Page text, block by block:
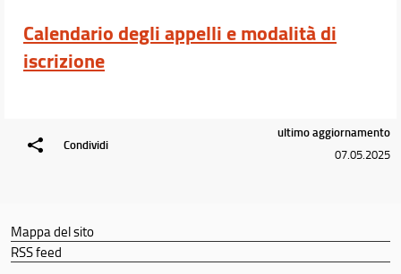
Calendario degli appelli e modalità di
iscrizione
Condividi
ultimo aggiornamento
07.05.2025
Mappa del sito
RSS feed